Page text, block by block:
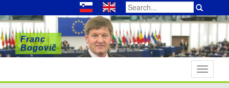
Search
for:
Franc
Bogovič
Franc
Bogovič
Franc
Bogovič
T
o